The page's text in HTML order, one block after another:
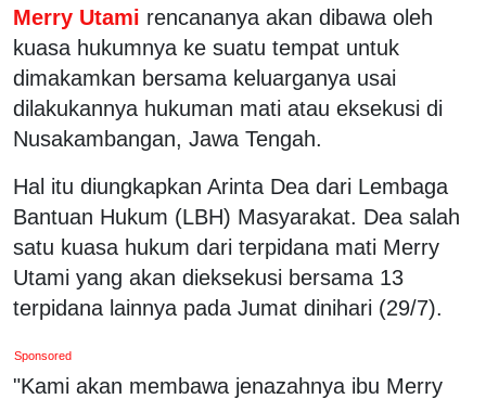
Merry Utami rencananya akan dibawa oleh
kuasa hukumnya ke suatu tempat untuk
dimakamkan bersama keluarganya usai
dilakukannya hukuman mati atau eksekusi di
Nusakambangan, Jawa Tengah.
Hal itu diungkapkan Arinta Dea dari Lembaga
Bantuan Hukum (LBH) Masyarakat. Dea salah
satu kuasa hukum dari terpidana mati Merry
Utami yang akan dieksekusi bersama 13
terpidana lainnya pada Jumat dinihari (29/7).
Sponsored
"Kami akan membawa jenazahnya ibu Merry